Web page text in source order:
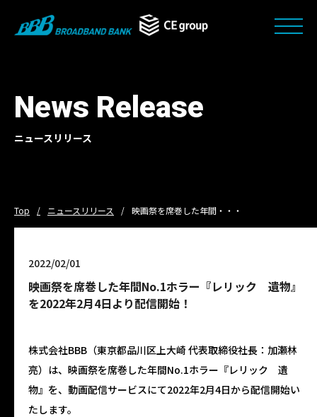
News Release
ニュースリリース
Top ニュースリリース 映画祭を席巻した年間・・・
2022/02/01
映画祭を席巻した年間No.1ホラー『レリック 遺物』
を2022年2月4日より配信開始！
株式会社BBB（東京都品川区上大崎 代表取締役社長：加瀬林
亮）は、映画祭を席巻した年間No.1ホラー『レリック 遺
物』を、動画配信サービスにて2022年2月4日から配信開始い
たします。